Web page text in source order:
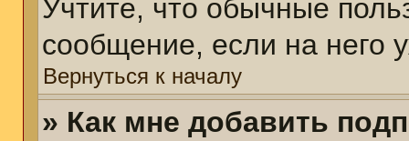
Учтите, что обычные
сообщение, если на него
Вернуться к началу
» Как мне добавить